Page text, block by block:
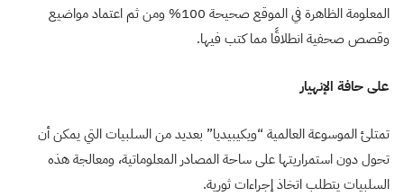
المعلومة الظاهرة في الموقع صحيحة 100% ومن ثم اعتماد مواضيع
وقصص صحفية انطلاقًا مما كتب فيها.
على حافة الإنهيار
تمتلئ الموسوعة العالمية “ويكيبيديا” بعديد من السلبيات التي يمكن أن
تحول دون استمراريتها على ساحة المصادر المعلوماتية، ومعالجة هذه
السلبيات يتطلب اتخاذ إجراءات ثورية.